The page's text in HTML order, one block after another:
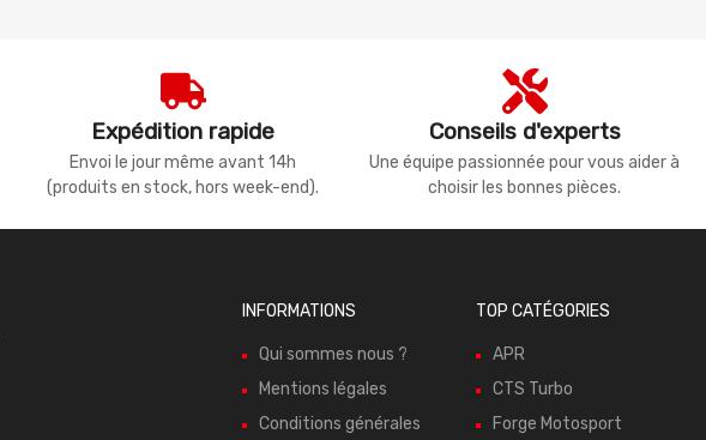
Expédition rapide
Envoi le jour même avant 14h
(produits en stock, hors week-end).
Conseils d'experts
Une équipe passionnée pour vous aider à
choisir les bonnes pièces.
INFORMATIONS
Qui sommes nous ?
Mentions légales
Conditions générales
TOP CATÉGORIES
APR
CTS Turbo
Forge Motosport